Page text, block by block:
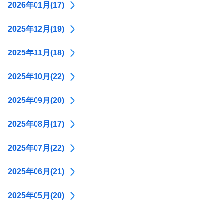
2026年01月(17)
2025年12月(19)
2025年11月(18)
2025年10月(22)
2025年09月(20)
2025年08月(17)
2025年07月(22)
2025年06月(21)
2025年05月(20)